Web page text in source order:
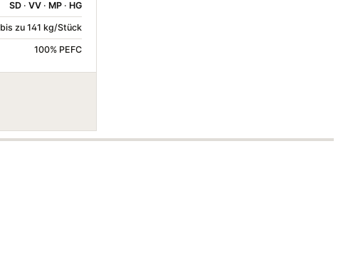
SD· VV· MP· HG
bis zu 141 kg/Stück
100% PEFC